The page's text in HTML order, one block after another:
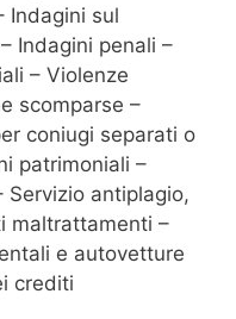
Indagini sul
Indagini penali –
– Violenze
scomparse –
coniugi separati o
patrimoniali –
Servizio antiplagio,
maltrattamenti –
e autovetture
crediti